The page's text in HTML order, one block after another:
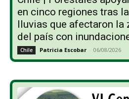
en cinco regiones tras
lluvias que afectaron la
del país con
Chile Patricia Escobar - 06/08/2026